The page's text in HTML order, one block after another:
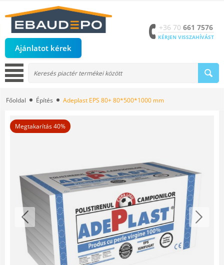
Ajánlatot kérek
+36 70 661 7576
KÉRJEN VISSZAHÍVÁST
Főoldal Építés Adeplast EPS 80+ 80*500*1000 mm
Megtakarítás 40%